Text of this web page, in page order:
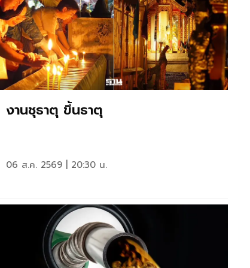
งานชุธาตุ ขึ้นธาตุ
06 ส.ค. 2569 | 20:30 น.